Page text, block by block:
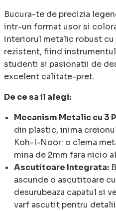
Bucura-te de precizia
intr-un format usor si
interiorul metalic robust
rezistent, fiind
studenti si pasionatii de
excelent calitate-pret.
De ce sa il alegi:
Mecanism Metalic cu 3
din plastic, inima
Koh-I-Noor: o clema
mina de 2mm fara nicio
Ascutitoare Integrata:
ascunde o ascutitoare
desurubeaza capatul si
varf ascutit pentru